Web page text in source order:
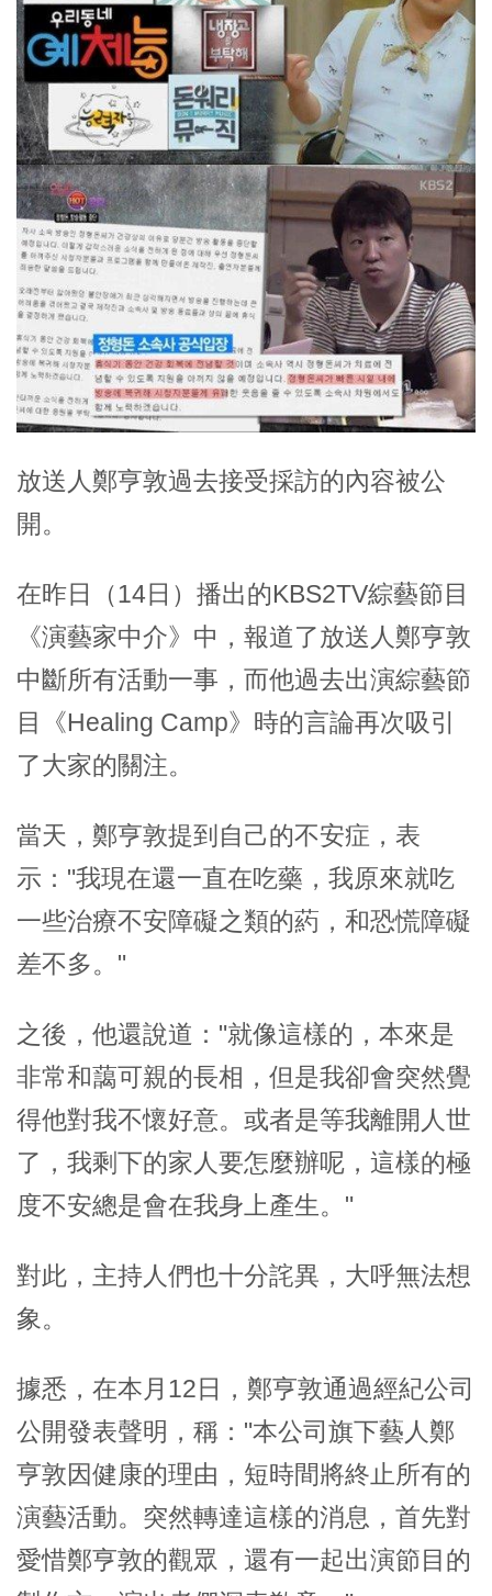
放送人鄭亨敦過去接受採訪的內容被公
開。
在昨日（14日）播出的KBS2TV綜藝節目
《演藝家中介》中，報道了放送人鄭亨敦
中斷所有活動一事，而他過去出演綜藝節
目《Healing Camp》時的言論再次吸引
了大家的關注。
當天，鄭亨敦提到自己的不安症，表
示："我現在還一直在吃藥，我原來就吃
一些治療不安障礙之類的葯，和恐慌障礙
差不多。"
之後，他還說道："就像這樣的，本來是
非常和藹可親的長相，但是我卻會突然覺
得他對我不懷好意。或者是等我離開人世
了，我剩下的家人要怎麼辦呢，這樣的極
度不安總是會在我身上產生。"
對此，主持人們也十分詫異，大呼無法想
象。
據悉，在本月12日，鄭亨敦通過經紀公司
公開發表聲明，稱："本公司旗下藝人鄭
亨敦因健康的理由，短時間將終止所有的
演藝活動。突然轉達這樣的消息，首先對
愛惜鄭亨敦的觀眾，還有一起出演節目的